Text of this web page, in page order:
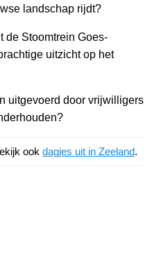
landschap rijdt?
de Stoomtrein Goes-
uitzicht op het
uitgevoerd door vrijwilligers
ook dagjes uit in Zeeland.